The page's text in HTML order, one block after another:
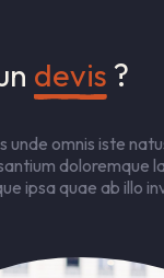
devis ?
unde omnis iste
doloremque
ipsa quae ab illo